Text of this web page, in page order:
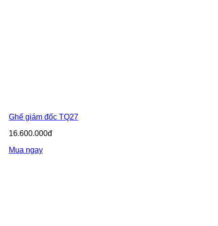
Ghế giám đốc TQ27
16.600.000đ
Mua ngay